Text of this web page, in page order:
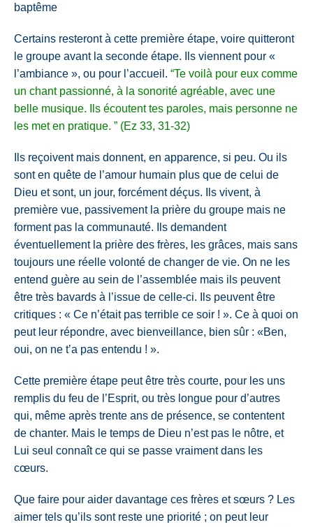
baptême
Certains resteront à cette première étape, voire quitteront
le groupe avant la seconde étape. Ils viennent pour «
l’ambiance », ou pour l’accueil. “Te voilà pour eux comme
un chant passionné, à la sonorité agréable, avec une
belle musique. Ils écoutent tes paroles, mais personne ne
les met en pratique. ” (Ez 33, 31-32)
Ils reçoivent mais donnent, en apparence, si peu. Ou ils
sont en quête de l’amour humain plus que de celui de
Dieu et sont, un jour, forcément déçus. Ils vivent, à
première vue, passivement la prière du groupe mais ne
forment pas la communauté. Ils demandent
éventuellement la prière des frères, les grâces, mais sans
toujours une réelle volonté de changer de vie. On ne les
entend guère au sein de l’assemblée mais ils peuvent
être très bavards à l’issue de celle-ci. Ils peuvent être
critiques : « Ce n’était pas terrible ce soir ! ». Ce à quoi on
peut leur répondre, avec bienveillance, bien sûr : «Ben,
oui, on ne t’a pas entendu ! ».
Cette première étape peut être très courte, pour les uns
remplis du feu de l’Esprit, ou très longue pour d’autres
qui, même après trente ans de présence, se contentent
de chanter. Mais le temps de Dieu n’est pas le nôtre, et
Lui seul connaît ce qui se passe vraiment dans les
cœurs.
Que faire pour aider davantage ces frères et sœurs ? Les
aimer tels qu’ils sont reste une priorité ; on peut leur